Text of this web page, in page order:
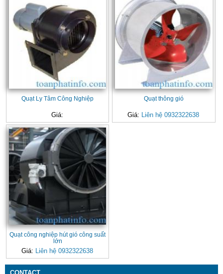
Quạt Ly Tâm Công Nghiệp
Giá:
Quạt thông gió
Giá: Liên hệ 0932322638
Quạt công nghiệp hút gió công suất
lớn
Giá: Liên hệ 0932322638